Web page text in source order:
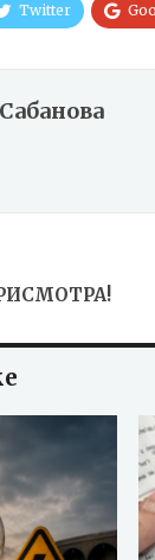
Twitter